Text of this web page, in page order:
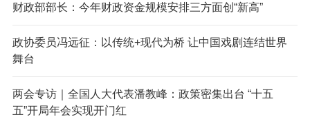
财政部部长：今年财政资金规模安排三方面创“新高”
政协委员冯远征：以传统+现代为桥 让中国戏剧连结世界
舞台
两会专访｜全国人大代表潘教峰：政策密集出台 “十五
五”开局年会实现开门红